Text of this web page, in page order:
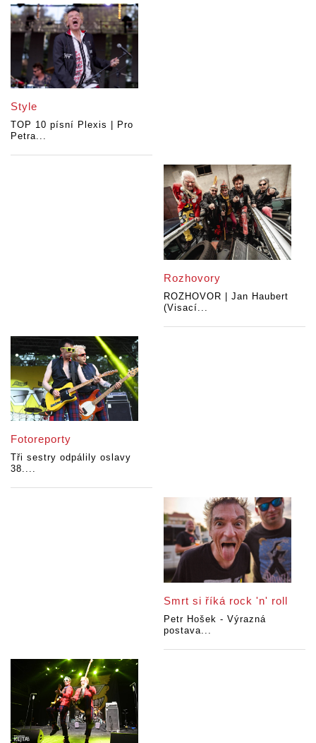
Style
TOP 10 písní Plexis | Pro
Petra...
Rozhovory
ROZHOVOR | Jan Haubert
(Visací...
Fotoreporty
Tři sestry odpálily oslavy
38....
Smrt si říká rock 'n' roll
Petr Hošek - Výrazná
postava...